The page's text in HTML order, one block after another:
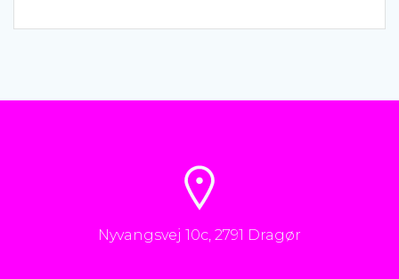
Nyvangsvej 10c, 2791 Dragør